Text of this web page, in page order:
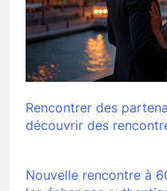
Rencontrer des
découvrir des
Nouvelle rencontre à